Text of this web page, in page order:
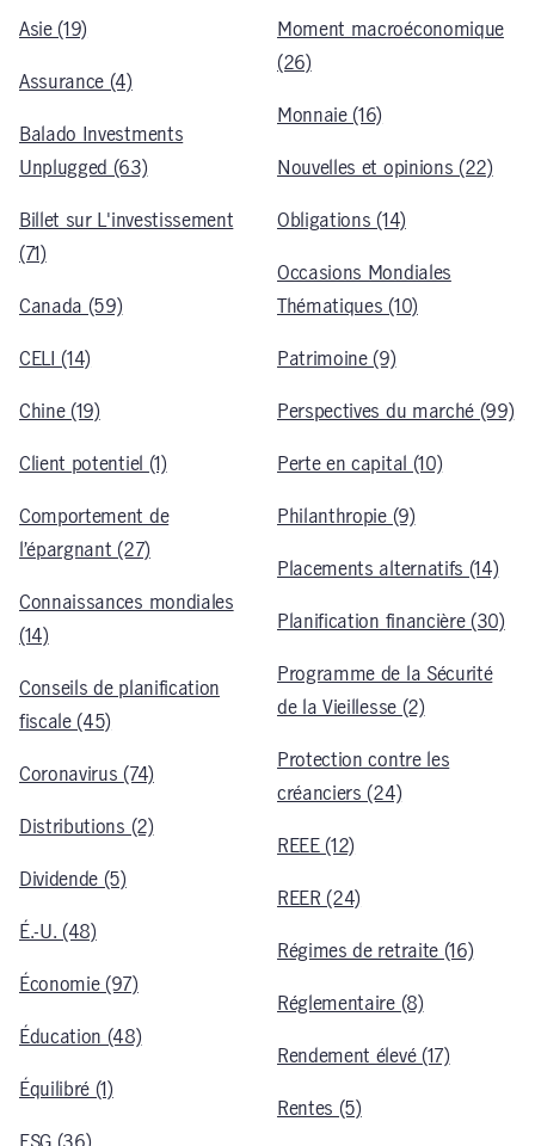
Asie (19)
Assurance (4)
Balado Investments
Unplugged (63)
Billet sur L'investissement
(71)
Canada (59)
CELI (14)
Chine (19)
Client potentiel (1)
Comportement de
l’épargnant (27)
Connaissances mondiales
(14)
Conseils de planification
fiscale (45)
Coronavirus (74)
Distributions (2)
Dividende (5)
É.-U. (48)
Économie (97)
Éducation (48)
Équilibré (1)
Moment macroéconomique
(26)
Monnaie (16)
Nouvelles et opinions (22)
Obligations (14)
Occasions Mondiales
Thématiques (10)
Patrimoine (9)
Perspectives du marché (99)
Perte en capital (10)
Philanthropie (9)
Placements alternatifs (14)
Planification financière (30)
Programme de la Sécurité
de la Vieillesse (2)
Protection contre les
créanciers (24)
REEE (12)
REER (24)
Régimes de retraite (16)
Réglementaire (8)
Rendement élevé (17)
Rentes (5)